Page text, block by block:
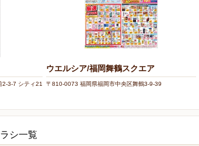
2-3-7 シティ21
ウエルシア/福岡舞鶴スクエア
〒810-0073 福岡県福岡市中央区舞鶴3-9-39
シ一覧